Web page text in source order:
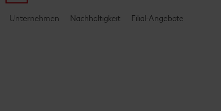
Unternehmen Nachhaltigkeit Filial-Angebote